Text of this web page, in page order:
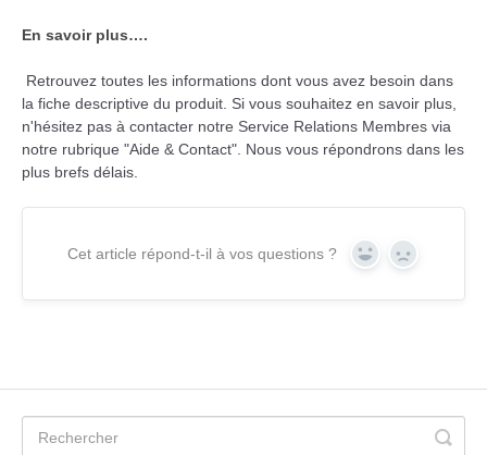
En savoir plus….
Retrouvez toutes les informations dont vous avez besoin dans
la fiche descriptive du produit. Si vous souhaitez en savoir plus,
n'hésitez pas à contacter notre Service Relations Membres via
notre rubrique "Aide & Contact". Nous vous répondrons dans les
plus brefs délais.
Cet article répond-t-il à vos questions ? Yes No